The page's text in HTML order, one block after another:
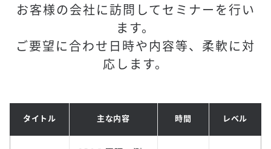
お客様の会社に訪問してセミナーを行い
ます。
ご要望に合わせ日時や内容等、柔軟に対
応します。
タイトル 主な内容 時間 レベル